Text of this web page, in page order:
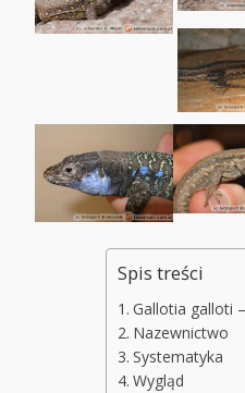
Spis treści
Gallotia galloti
Nazewnictwo
Systematyka
Wygląd